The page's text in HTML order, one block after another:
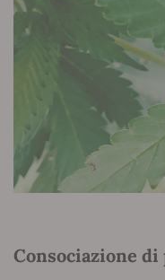
Consociazione di